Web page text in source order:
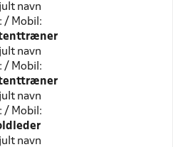
navn
/ Mobil:
navn
/ Mobil:
navn
/ Mobil:
navn